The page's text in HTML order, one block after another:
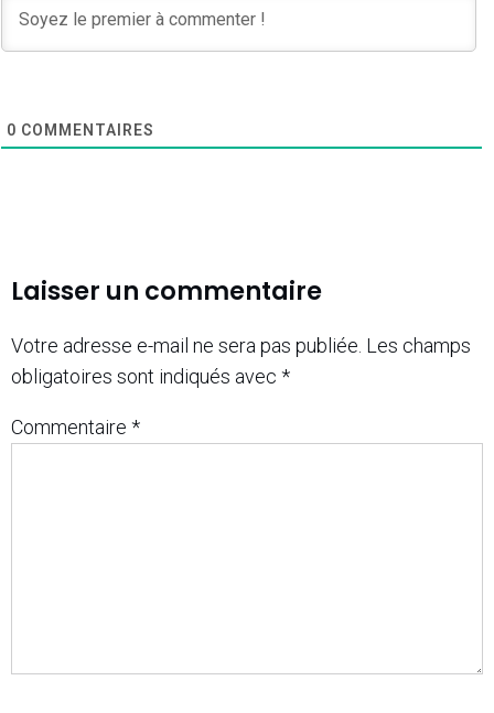
0 COMMENTAIRES
Laisser un commentaire
Votre adresse e-mail ne sera pas publiée. Les champs
obligatoires sont indiqués avec *
Commentaire *